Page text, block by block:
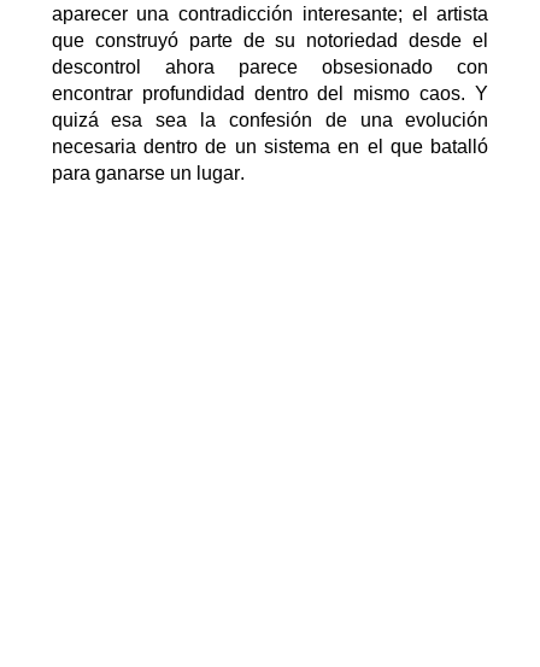
aparecer una contradicción interesante; el artista
que construyó parte de su notoriedad desde el
descontrol ahora parece obsesionado con
encontrar profundidad dentro del mismo caos. Y
quizá esa sea la confesión de una evolución
necesaria dentro de un sistema en el que batalló
para ganarse un lugar.